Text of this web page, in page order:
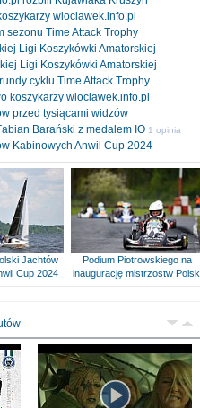
wloclawek.info.pl
sezonu Time Attack Trophy
Ligi Koszykówki Amatorskiej
Ligi Koszykówki Amatorskiej
cyklu Time Attack Trophy
koszykarzy wloclawek.info.pl
przed tysiącami widzów
Barański z medalem IO 1 opinia
Kabinowych Anwil Cup 2024
Jachtów
Cup 2024
Podium Piotrowskiego na
inaugurację mistrzostw Polski